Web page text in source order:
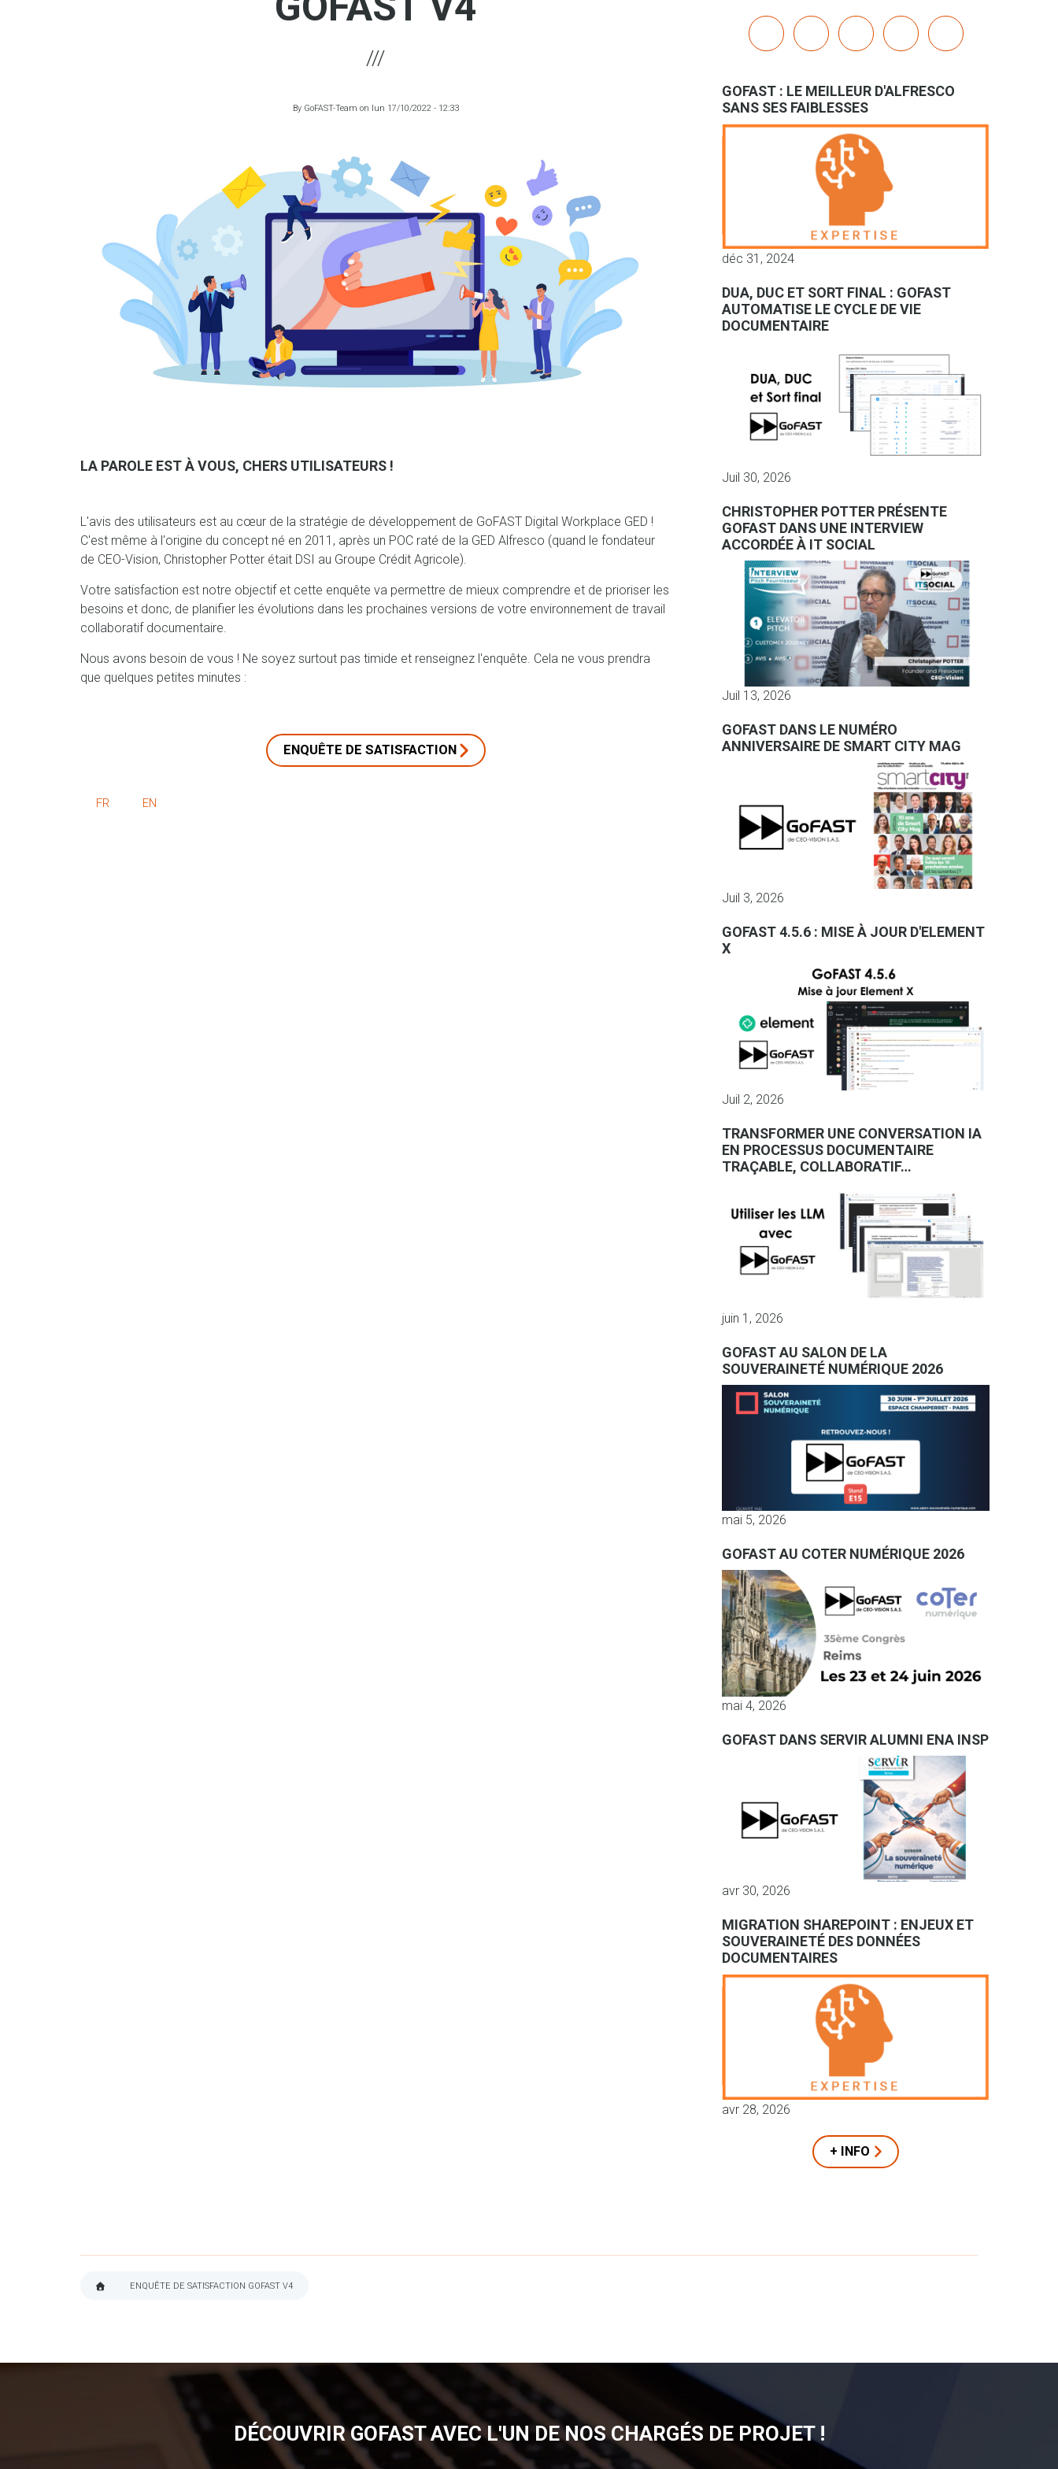
By GoFAST-Team on lun 17/10/2022 - 12:33
LA PAROLE EST À VOUS, CHERS UTILISATEURS !
L'avis des utilisateurs est au cœur de la stratégie de développement de GoFAST Digital Workplace GED !
C'est même à l'origine du concept né en 2011, après un POC raté de la GED Alfresco (quand le fondateur
de CEO-Vision, Christopher Potter était DSI au Groupe Crédit Agricole).
Votre satisfaction est notre objectif et cette enquête va permettre de mieux comprendre et de prioriser les
besoins et donc, de planifier les évolutions dans les prochaines versions de votre environnement de travail
collaboratif documentaire.
Nous avons besoin de vous ! Ne soyez surtout pas timide et renseignez l'enquête. Cela ne vous prendra
que quelques petites minutes :
ENQUÊTE DE SATISFACTION
FR EN
linkedinyoutubebluesky mastodon
GOFAST : LE MEILLEUR D'ALFRESCO
SANS SES FAIBLESSES
déc 31, 2024
DUA, DUC ET SORT FINAL : GOFAST
AUTOMATISE LE CYCLE DE VIE
DOCUMENTAIRE
Juil 30, 2026
CHRISTOPHER POTTER PRÉSENTE
GOFAST DANS UNE INTERVIEW
ACCORDÉE À IT SOCIAL
Juil 13, 2026
GOFAST DANS LE NUMÉRO
ANNIVERSAIRE DE SMART CITY MAG
Juil 3, 2026
GOFAST 4.5.6 : MISE À JOUR D'ELEMENT
X
Juil 2, 2026
TRANSFORMER UNE CONVERSATION IA
EN PROCESSUS DOCUMENTAIRE
TRAÇABLE, COLLABORATIF…
juin 1, 2026
GOFAST AU SALON DE LA
SOUVERAINETÉ NUMÉRIQUE 2026
mai 5, 2026
GOFAST AU COTER NUMÉRIQUE 2026
mai 4, 2026
GOFAST DANS SERVIR ALUMNI ENA INSP
avr 30, 2026
MIGRATION SHAREPOINT : ENJEUX ET
SOUVERAINETÉ DES DONNÉES
DOCUMENTAIRES
avr 28, 2026
+ INFO
ENQUÊTE DE SATISFACTION GOFAST V4
DÉCOUVRIR GOFAST AVEC L'UN DE NOS CHARGÉS DE PROJET !